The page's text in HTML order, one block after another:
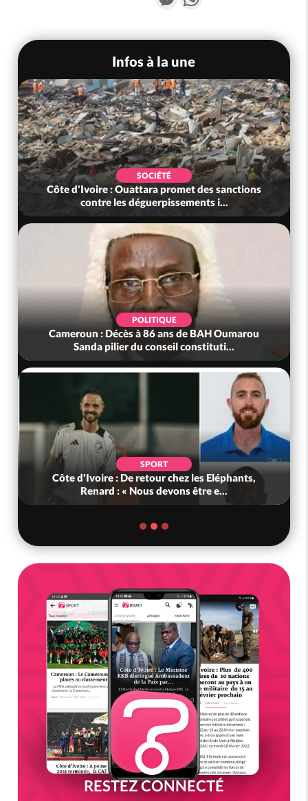
Infos à la une
SOCIÉTÉ
Côte d'Ivoire : Ouattara promet des sanctions
contre les déguerpissements i...
POLITIQUE
Cameroun : Décès à 86 ans de BAH Oumarou
Sanda pilier du conseil constituti...
SPORT
Côte d'Ivoire : De retour chez les Eléphants,
Renard : « Nous devons être e...
RESTEZ CONNECTÉ